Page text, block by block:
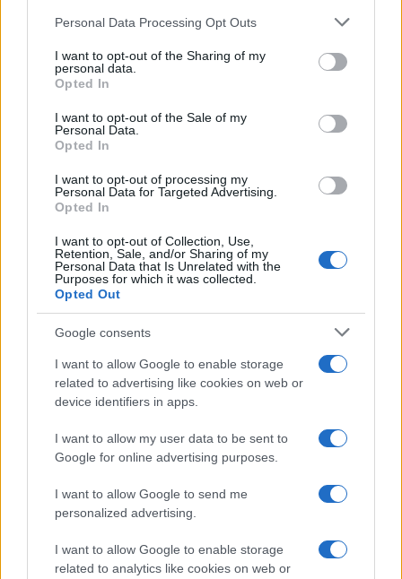
Please note that this website/app uses one or more Google
not limited to your visit or usage behaviour. You may click to
grant or deny consent to Google and its third-party tags to
use your data for below specified purposes in below Google
consent section.
Personal Data Processing Opt Outs
I want to opt-out of the Sharing of my
personal data.
Opted In
I want to opt-out of the Sale of my
Personal Data.
Opted In
I want to opt-out of processing my
Personal Data for Targeted Advertising.
Opted In
I want to opt-out of Collection, Use,
Retention, Sale, and/or Sharing of my
Personal Data that Is Unrelated with the
Purposes for which it was collected.
Opted Out
Google consents
I want to allow Google to enable storage
related to advertising like cookies on web or
device identifiers in apps.
I want to allow my user data to be sent to
Google for online advertising purposes.
I want to allow Google to send me
personalized advertising.
I want to allow Google to enable storage
related to analytics like cookies on web or